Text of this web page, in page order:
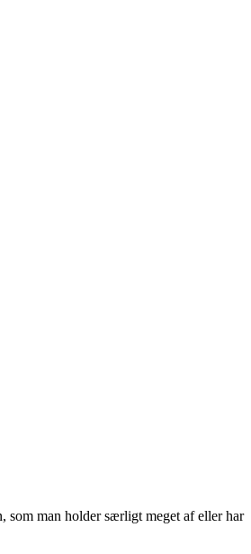
som man holder særligt meget af eller har